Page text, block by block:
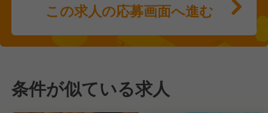
この求人の応募画面へ進む
条件が似ている求人